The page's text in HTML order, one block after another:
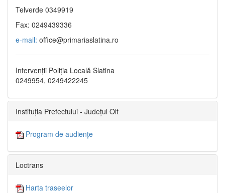
Telverde 0349919
Fax: 0249439336
e-mail: office@primariaslatina.ro
Intervenții Poliția Locală Slatina
0249954, 0249422245
Instituția Prefectului - Județul Olt
Program de audiențe
Loctrans
Harta traseelor